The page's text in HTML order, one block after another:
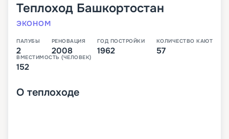
Теплоход Башкортостан
ЭКОНОМ
ПАЛУБЫ
2
РЕНОВАЦИЯ
2008
ГОД ПОСТРОЙКИ
1962
КОЛИЧЕСТВО КАЮТ
57
ВМЕСТИМОСТЬ (ЧЕЛОВЕК)
152
О теплоходе